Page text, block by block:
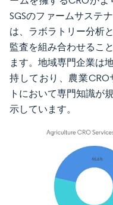
SGSのファームサステ
は、ラボラトリー分析
監査を組み合わせるこ
ます。地域専門企業は
持しており、農業
トにおいて専門知識が
示しています。